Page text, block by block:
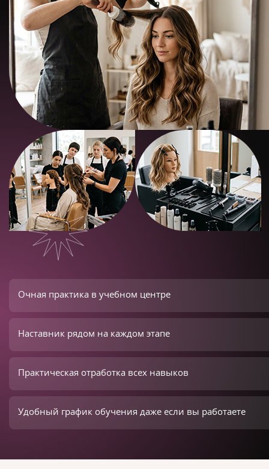
Очная практика в учебном центре
Наставник рядом на каждом этапе
Практическая отработка всех навыков
Удобный график обучения даже если вы работаете